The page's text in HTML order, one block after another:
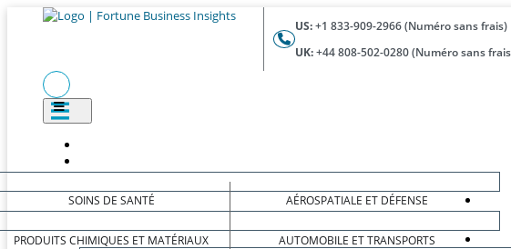
US:+1 833-909-2966 (Numéro sans frais)
UK:+44 808-502-0280 (Numéro sans
SOINS DE SANTÉ
PRODUITS CHIMIQUES ET MATÉRIAUX
AÉROSPATIALE ET DÉFENSE
AUTOMOBILE ET TRANSPORTS